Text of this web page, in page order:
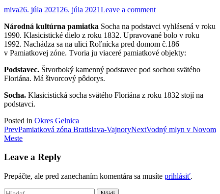
miva26. júla 2021 26. júla 2021Leave a comment
Národná kultúrna pamiatka Socha na podstavci vyhlásená v roku
1990. Klasicistické dielo z roku 1832. Upravované bolo v roku
1992. Nachádza sa na ulici Roľnícka pred domom č.186
v Pamiatkovej zóne. Tvoria ju viaceré pamiatkové objekty:
Podstavec. Štvorboký kamenný podstavec pod sochou svätého
Floriána. Má štvorcový pôdorys.
Socha. Klasicistická socha svätého Floriána z roku 1832 stojí na
podstavci.
Posted in Okres Gelnica
Post
navigation
PrevPamiatková zóna Bratislava-VajnoryNextVodný mlyn v Novom
Meste
Leave a Reply
Prepáčte, ale pred zanechaním komentára sa musíte prihlásiť.
Hľadať: